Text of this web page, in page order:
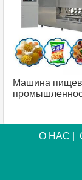
Машина
О НАС